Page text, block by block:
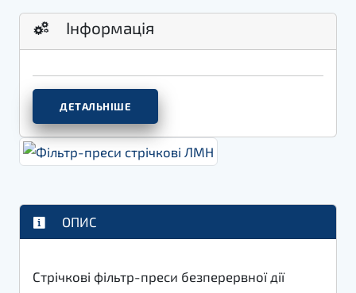
Інформація
ДЕТАЛЬНІШЕ
ОПИС
Стрічкові фільтр-преси безперервної дії